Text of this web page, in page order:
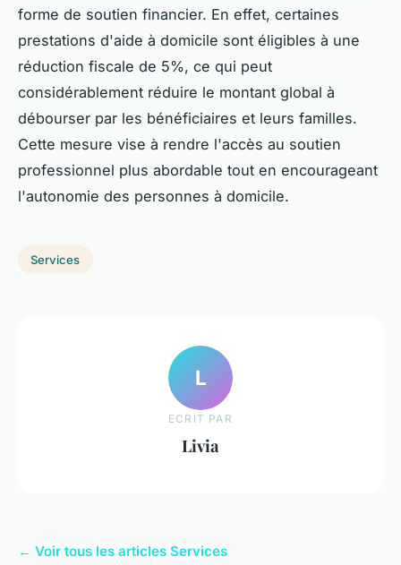
forme de soutien financier. En effet, certaines
prestations d'aide à domicile sont éligibles à une
réduction fiscale de 5%, ce qui peut
considérablement réduire le montant global à
débourser par les bénéficiaires et leurs familles.
Cette mesure vise à rendre l'accès au soutien
professionnel plus abordable tout en encourageant
l'autonomie des personnes à domicile.
Services
L
ECRIT PAR
Livia
← Voir tous les articles Services